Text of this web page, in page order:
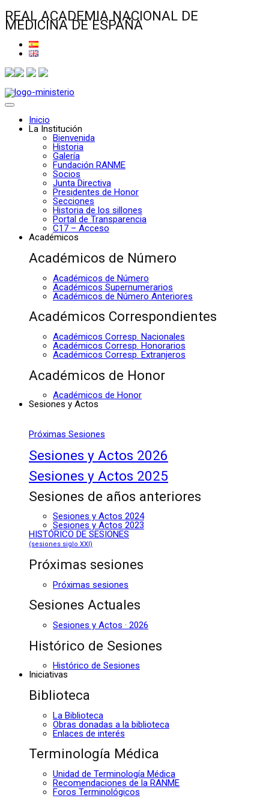
REAL ACADEMIA NACIONAL DE
MEDICINA DE ESPAÑA
Inicio
La Institución
Bienvenida
Historia
Galería
Fundación RANME
Socios
Junta Directiva
Presidentes de Honor
Secciones
Historia de los sillones
Portal de Transparencia
C17 – Acceso
Académicos
Académicos de Número
Académicos de Número
Académicos Supernumerarios
Académicos de Número Anteriores
Académicos Correspondientes
Académicos Corresp. Nacionales
Académicos Corresp. Honorarios
Académicos Corresp. Extranjeros
Académicos de Honor
Académicos de Honor
Sesiones y Actos
Próximas Sesiones
Sesiones y Actos 2026
Sesiones y Actos 2025
Sesiones de años anteriores
Sesiones y Actos 2024
Sesiones y Actos 2023
HISTÓRICO DE SESIONES
(sesiones siglo XXI)
Próximas sesiones
Próximas sesiones
Sesiones Actuales
Sesiones y Actos · 2026
Histórico de Sesiones
Histórico de Sesiones
Iniciativas
Biblioteca
La Biblioteca
Obras donadas a la biblioteca
Enlaces de interés
Terminología Médica
Unidad de Terminología Médica
Recomendaciones de la RANME
Foros Terminológicos